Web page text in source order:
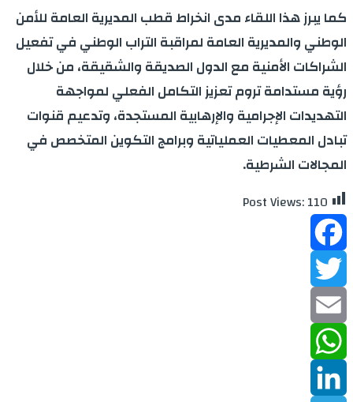
كما يبرز هذا اللقاء مدى انخراط قطب المديرية العامة للأمن
الوطني والمديرية العامة لمراقبة التراب الوطني في تفعيل
الشراكات الأمنية مع الدول الصديقة والشقيقة، من خلال
رؤية مستدامة تروم تعزيز التكامل الفعلي لمواجهة
التهديدات الإجرامية والإرهابية المستجدة، وتدعيم قنوات
تبادل المعطيات العملياتية وبرامج التكوين المتخصص في
المجالات الشرطية.
Post Views:110
Facebook
Twitter
Email
WhatsApp